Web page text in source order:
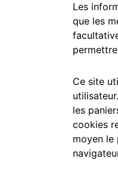
Les
que les
Ce site
les
cookies
moyen le